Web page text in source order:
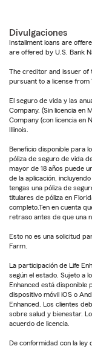
Divulgaciones
Installment loans are
are offered by U.S. Bank
The creditor and issuer of
pursuant to a license from
El seguro de vida y las
Company. (Sin licencia en
Company (con licencia en
Illinois.
Beneficio disponible para
póliza de seguro de vida
mayor de 18 años puede
de la aplicación,
tengas una póliza de
titulares de póliza en
completo.Ten en cuenta
retraso antes de que una
Esto no es una solicitud
Farm.
La participación de Life
según el estado. Sujeto a
Enhanced está disponible
dispositivo móvil iOS o
Enhanced. Los clientes
sobre salud y bienestar.
acuerdo de licencia.
De conformidad con la ley